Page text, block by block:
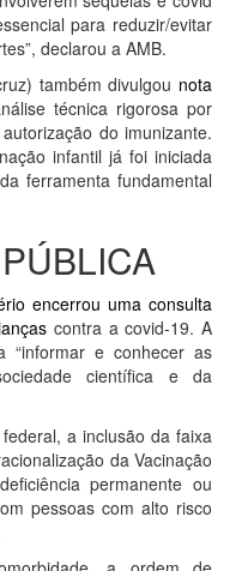
para reduzir/evitar
declarou a AMB.
também divulgou nota
técnica rigorosa por
do imunizante.
infantil já foi iniciada
ferramenta fundamental
encerrou uma consulta
contra a covid-19. A
“informar e conhecer as
científica e da
a inclusão da faixa
da Vacinação
permanente ou
pessoas com alto risco